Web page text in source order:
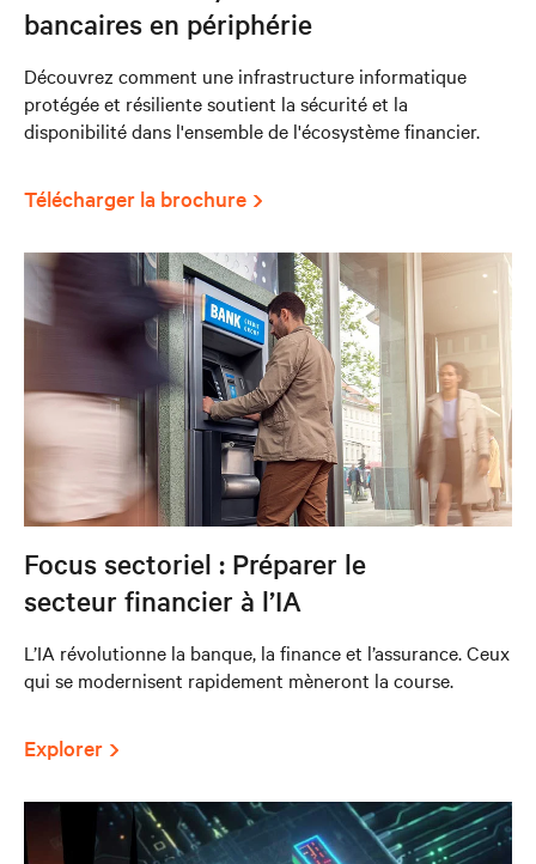
bancaires en périphérie
Découvrez comment une infrastructure informatique
protégée et résiliente soutient la sécurité et la
disponibilité dans l'ensemble de l'écosystème financier.
Télécharger la brochure
Focus sectoriel : Préparer le
secteur financier à l’IA
L’IA révolutionne la banque, la finance et l’assurance. Ceux
qui se modernisent rapidement mèneront la course.
Explorer